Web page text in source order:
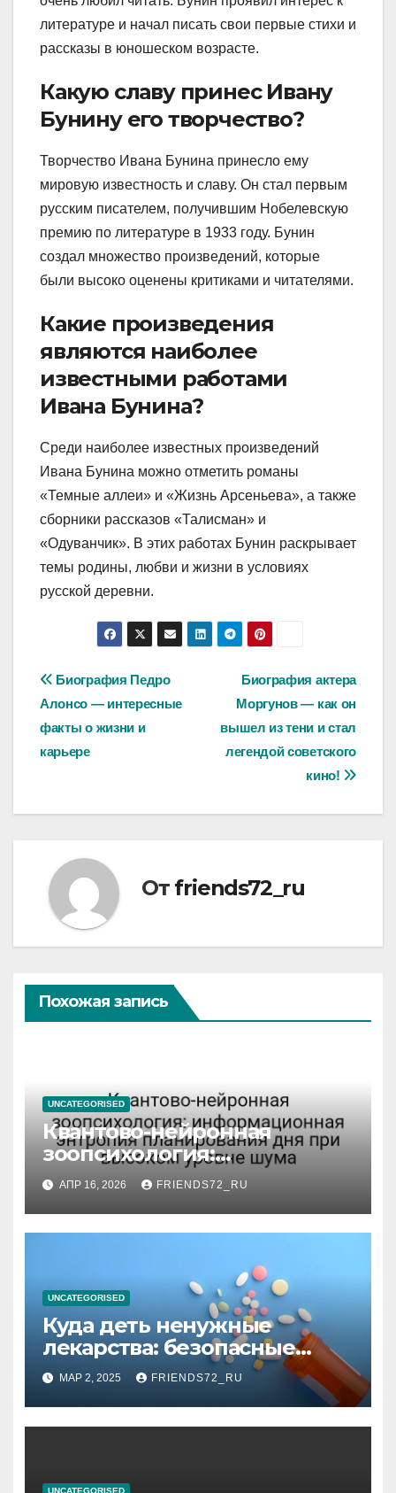
литературе и начал писать свои первые стихи и
рассказы в юношеском возрасте.
Какую славу принес Ивану
Бунину его творчество?
Творчество Ивана Бунина принесло ему
мировую известность и славу. Он стал первым
русским писателем, получившим Нобелевскую
премию по литературе в 1933 году. Бунин
создал множество произведений, которые
были высоко оценены критиками и читателями.
Какие произведения
являются наиболее
известными работами
Ивана Бунина?
Среди наиболее известных произведений
Ивана Бунина можно отметить романы
«Темные аллеи» и «Жизнь Арсеньева», а также
сборники рассказов «Талисман» и
«Одуванчик». В этих работах Бунин раскрывает
темы родины, любви и жизни в условиях
русской деревни.
Навигация
по
записям
Биография актера
Моргунов — как он
вышел из тени и стал
легендой советского
кино!
Биография Педро
Алонсо — интересные
факты о жизни и
карьере
От friends72_ru
Похожая запись
UNCATEGORISED
Квантово-нейронная
зоопсихология:
информационная энтропия
планирования дня при
высоком уровне шума
АПР 16, 2026 FRIENDS72_RU
UNCATEGORISED
Куда деть ненужные
лекарства: безопасные
способы утилизации
МАР 2, 2025 FRIENDS72_RU
UNCATEGORISED